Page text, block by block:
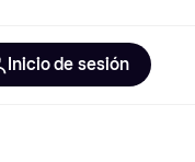
Inicio de sesión